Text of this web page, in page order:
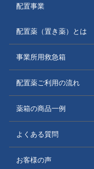
配置事業
配置薬（置き薬）とは
事業所用救急箱
配置薬ご利用の流れ
薬箱の商品一例
よくある質問
お客様の声